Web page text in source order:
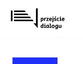
Перейти
до